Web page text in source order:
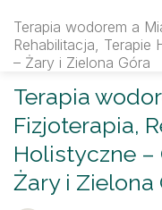
Terapia wodorem a
Rehabilitacja, Terapie
– Żary i Zielona Góra
SEARCH IN:
Terapia
Fizjoterapia,
Holistyczne –
Żary i Zielona